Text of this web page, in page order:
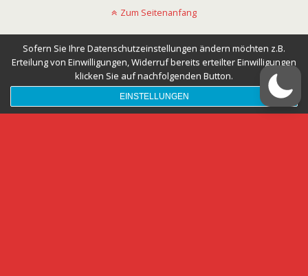
Zum Seitenanfang
Mobil Desktop
Sofern Sie Ihre Datenschutzeinstellungen ändern möchten z.B.
Erteilung von Einwilligungen, Widerruf bereits erteilter Einwilligungen
klicken Sie auf nachfolgenden Button.
EINSTELLUNGEN